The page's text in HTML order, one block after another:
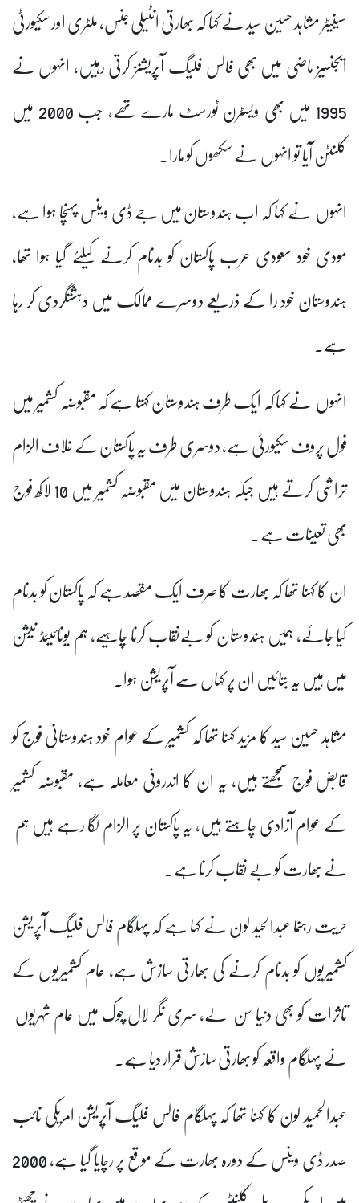
سینیٹر مشاہد حسین سید نے کہا کہ بھارتی انٹیلی جنس، ملٹری اور سکیورٹی
ایجنسیز ماضی میں بھی فالس فلیگ آپریشنز کرتی رہیں، انہوں نے
1995 میں بھی ویسٹرن ٹورسٹ مارے تھے، جب 2000 میں
کلنٹن آیا تو انہوں نے سکھوں کو مارا۔
انہوں نے کہا کہ اب ہندوستان میں جے ڈی وینس پہنچا ہوا ہے،
مودی خود سعودی عرب پاکستان کو بدنام کرنے کیلئے گیا ہوا تھا،
ہندوستان خود را کے ذریعے دوسرے ممالک میں دہشتگردی کر رہا
ہے۔
انہوں نے کہا کہ ایک طرف ہندوستان کہتا ہے کہ مقبوضہ کشمیر میں
فول پروف سکیورٹی ہے، دوسری طرف یہ پاکستان کے خلاف الزام
تراشی کرتے ہیں جبکہ ہندوستان میں مقبوضہ کشمیر میں 10 لاکھ فوج
بھی تعینات ہے۔
ان کا کہنا تھا کہ بھارت کا صرف ایک مقصد ہے کہ پاکستان کو بدنام
کیا جائے، ہمیں ہندوستان کو بےنقاب کرنا چاہیے، ہم یونائیٹڈ نیشن
میں ہیں یہ بتائیں ان پر کہاں سے آپریشن ہوا۔
مشاہد حسین سید کا مزید کہنا تھا کہ کشمیر کے عوام خود ہندوستانی فوج کو
قابض فوج سمجھتے ہیں، یہ ان کا اندرونی معاملہ ہے، مقبوضہ کشمیر
کے عوام آزادی چاہتے ہیں، یہ پاکستان پر الزام لگا رہے ہیں ہم
نے بھارت کو بے نقاب کرنا ہے۔
حریت رہنما عبدالحید لون نے کہا ہے کہ پہلگام فالس فلیگ آپریشن
کشمیریوں کو بدنام کرنے کی بھارتی سازش ہے، عام کشمیریوں کے
تاثرات کو بھی دنیا سن لے، سری نگر لال چوک میں عام شہریوں
نے پہلگام واقعہ کو بھارتی سازش قرار دیا ہے۔
عبدالحمید لون کا کہنا تھا کہ پہلگام فالس فلیگ آپریشن امریکی نائب
صدر ڈی وینس کے دورہ بھارت کے موقع پر رچایا گیا ہے، 2000